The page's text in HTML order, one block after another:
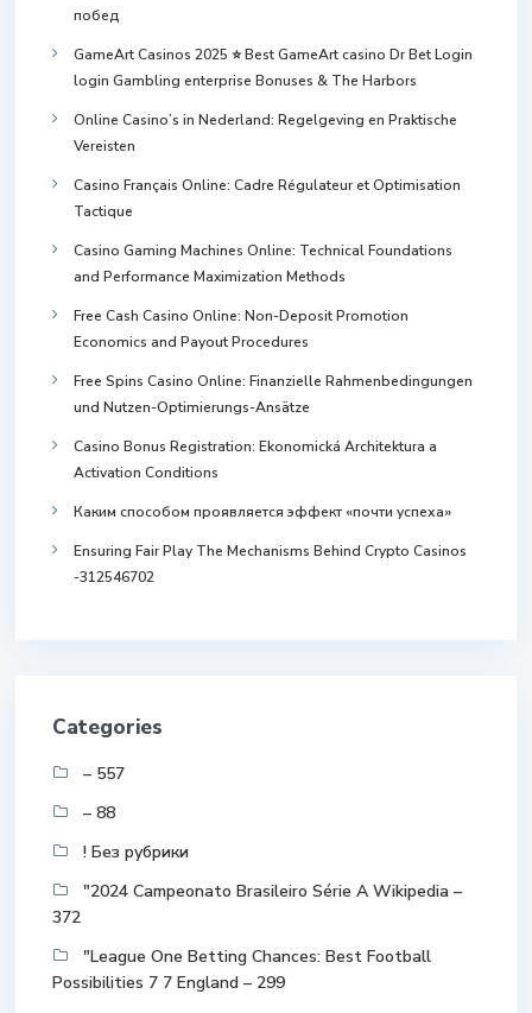
побед
GameArt Casinos 2025 ⭐ Best GameArt casino Dr Bet Login
login Gambling enterprise Bonuses & The Harbors
Online Casino’s in Nederland: Regelgeving en Praktische
Vereisten
Casino Français Online: Cadre Régulateur et Optimisation
Tactique
Casino Gaming Machines Online: Technical Foundations
and Performance Maximization Methods
Free Cash Casino Online: Non-Deposit Promotion
Economics and Payout Procedures
Free Spins Casino Online: Finanzielle Rahmenbedingungen
und Nutzen-Optimierungs-Ansätze
Casino Bonus Registration: Ekonomická Architektura a
Activation Conditions
Каким способом проявляется эффект «почти успеха»
Ensuring Fair Play The Mechanisms Behind Crypto Casinos
-312546702
Categories
– 557
– 88
! Без рубрики
"2024 Campeonato Brasileiro Série A Wikipedia –
372
"League One Betting Chances: Best Football
Possibilities 7 7 England – 299